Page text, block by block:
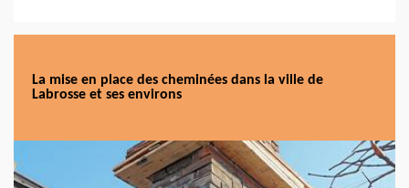
La mise en place des cheminées dans la ville de
Labrosse et ses environs